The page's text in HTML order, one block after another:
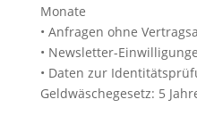
Monate
• Anfragen ohne
• Newsletter-
• Daten zur
Geldwäschegesetz: 5